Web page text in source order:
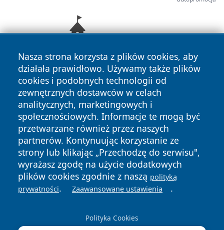
Nasza strona korzysta z plików cookies, aby
działała prawidłowo. Używamy także plików
cookies i podobnych technologii od
zewnętrznych dostawców w celach
analitycznych, marketingowych i
społecznościowych. Informacje te mogą być
przetwarzane również przez naszych
partnerów. Kontynuując korzystanie ze
strony lub klikając „Przechodzę do serwisu",
wyrażasz zgodę na użycie dodatkowych
plików cookies zgodnie z naszą polityką
prywatności. Zaawansowane ustawienia .
Polityka Cookies
Copyright © 2026 newsynowodworskie.pl Wszystkie prawa
zastrzeżone.
News Autorzy
Polityka
Prywatności
Polityka
Cookies